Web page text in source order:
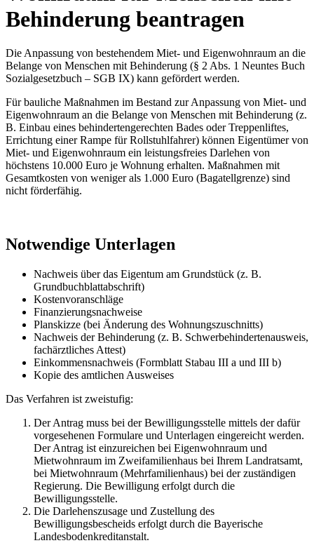
Behinderung beantragen
Die Anpassung von bestehendem Miet- und Eigenwohnraum an die
Belange von Menschen mit Behinderung (§ 2 Abs. 1 Neuntes Buch
Sozialgesetzbuch – SGB IX) kann gefördert werden.
Für bauliche Maßnahmen im Bestand zur Anpassung von Miet- und
Eigenwohnraum an die Belange von Menschen mit Behinderung (z.
B. Einbau eines behindertengerechten Bades oder Treppenliftes,
Errichtung einer Rampe für Rollstuhlfahrer) können Eigentümer von
Miet- und Eigenwohnraum ein leistungsfreies Darlehen von
höchstens 10.000 Euro je Wohnung erhalten. Maßnahmen mit
Gesamtkosten von weniger als 1.000 Euro (Bagatellgrenze) sind
nicht förderfähig.
Notwendige Unterlagen
Nachweis über das Eigentum am Grundstück (z. B.
Grundbuchblattabschrift)
Kostenvoranschläge
Finanzierungsnachweise
Planskizze (bei Änderung des Wohnungszuschnitts)
Nachweis der Behinderung (z. B. Schwerbehindertenausweis,
fachärztliches Attest)
Einkommensnachweis (Formblatt Stabau III a und III b)
Kopie des amtlichen Ausweises
Das Verfahren ist zweistufig:
Der Antrag muss bei der Bewilligungsstelle mittels der dafür
vorgesehenen Formulare und Unterlagen eingereicht werden.
Der Antrag ist einzureichen bei Eigenwohnraum und
Mietwohnraum im Zweifamilienhaus bei Ihrem Landratsamt,
bei Mietwohnraum (Mehrfamilienhaus) bei der zuständigen
Regierung. Die Bewilligung erfolgt durch die
Bewilligungsstelle.
Die Darlehenszusage und Zustellung des
Bewilligungsbescheids erfolgt durch die Bayerische
Landesbodenkreditanstalt.